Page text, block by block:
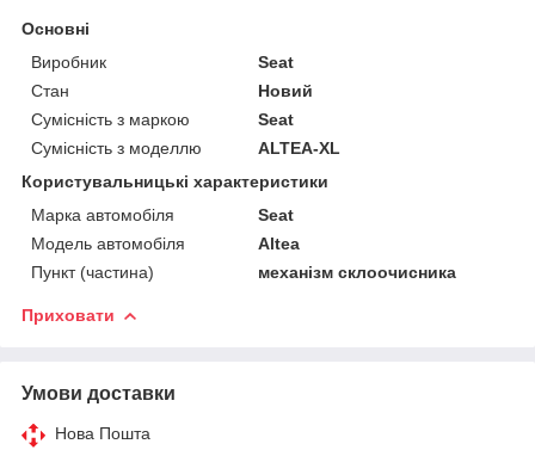
Основні
Виробник
Seat
Стан
Новий
Сумісність з маркою
Seat
Сумісність з моделлю
ALTEA-XL
Користувальницькі характеристики
Марка автомобіля
Seat
Модель автомобіля
Altea
Пункт (частина)
механізм склоочисника
Приховати
Умови доставки
Нова Пошта